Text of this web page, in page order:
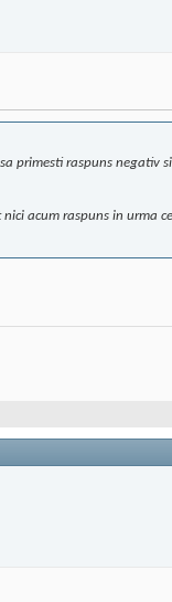
primesti raspuns negativ
acum raspuns in urma